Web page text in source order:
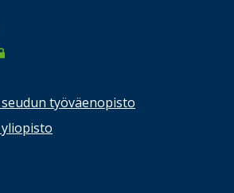
työväenopisto